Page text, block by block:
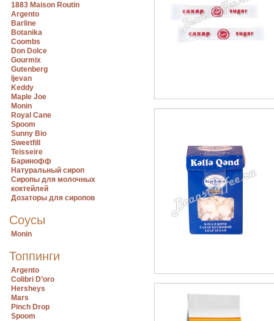
1883 Maison Routin
Argento
Barline
Botanika
Coombs
Don Dolce
Gourmix
Gutenberg
Ijevan
Keddy
Maple Joe
Monin
Royal Cane
Spoom
Sunny Bio
Sweetfill
Teisseire
Баринофф
Натуральный сироп
Сиропы для молочных
коктейлей
Дозаторы для сиропов
Соусы
Monin
Топпинги
Argento
Colibri D’oro
Hersheys
Mars
Pinch Drop
Spoom